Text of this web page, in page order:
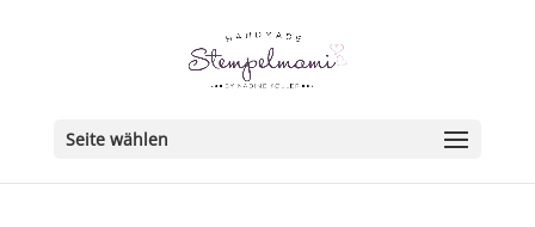
Seite wählen